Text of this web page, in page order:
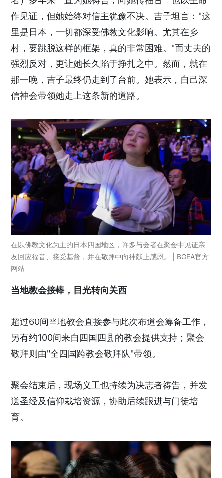
作见证，但她始终对信主犹豫不决。吉子坦言："这
里是日本，一切都深受佛教文化影响。尤其在乡
村，要跳脱这样的框架，真的非常困难。"而丈夫的
强烈反对，更让她长久陷于挣扎之中。然而，就在
那一晚，吉子最终仍走到了台前。她表示，自己深
信神会带领她走上这条新的道路。
在以佛教文化为主的日本四国地区，许多与会者在聚会中见证亲
友回应福音、接受基督，并在敬拜中向神献上感恩。 | BGEA官方
网站
当地教会接棒，目光转向关西
超过60间当地教会直接参与此次布道会筹备工作，
另有约100间来自四国四县的教会提供支持；聚会
敬拜则由"全四国跨教会敬拜队"带领。
聚会结束后，现场义工也持续为决志者祷告，并发
送圣经及信仰栽培资源，协助后续跟进与门徒培
育。